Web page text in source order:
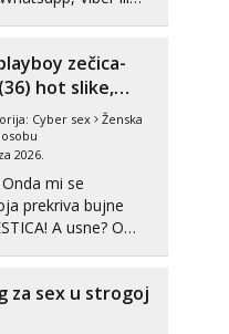
zečica-
hot slike,
Cyber sex
Ženska
2026.
mi se
prekriva bujne
A usne? O
zabavu...
za sex u strogoj